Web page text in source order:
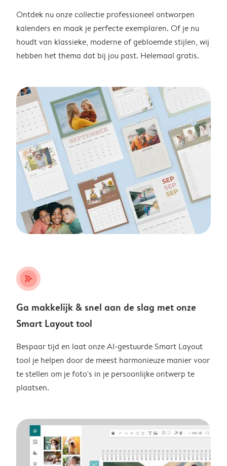
Ontdek nu onze collectie professioneel ontworpen
kalenders en maak je perfecte exemplaren. Of je nu
houdt van klassieke, moderne of gebloemde stijlen, wij
hebben het thema dat bij jou past. Helemaal gratis.
stars_plus
Ga makkelijk & snel aan de slag met onze
Smart Layout tool
Bespaar tijd en laat onze AI-gestuurde Smart Layout
tool je helpen door de meest harmonieuze manier voor
te stellen om je foto's in je persoonlijke ontwerp te
plaatsen.